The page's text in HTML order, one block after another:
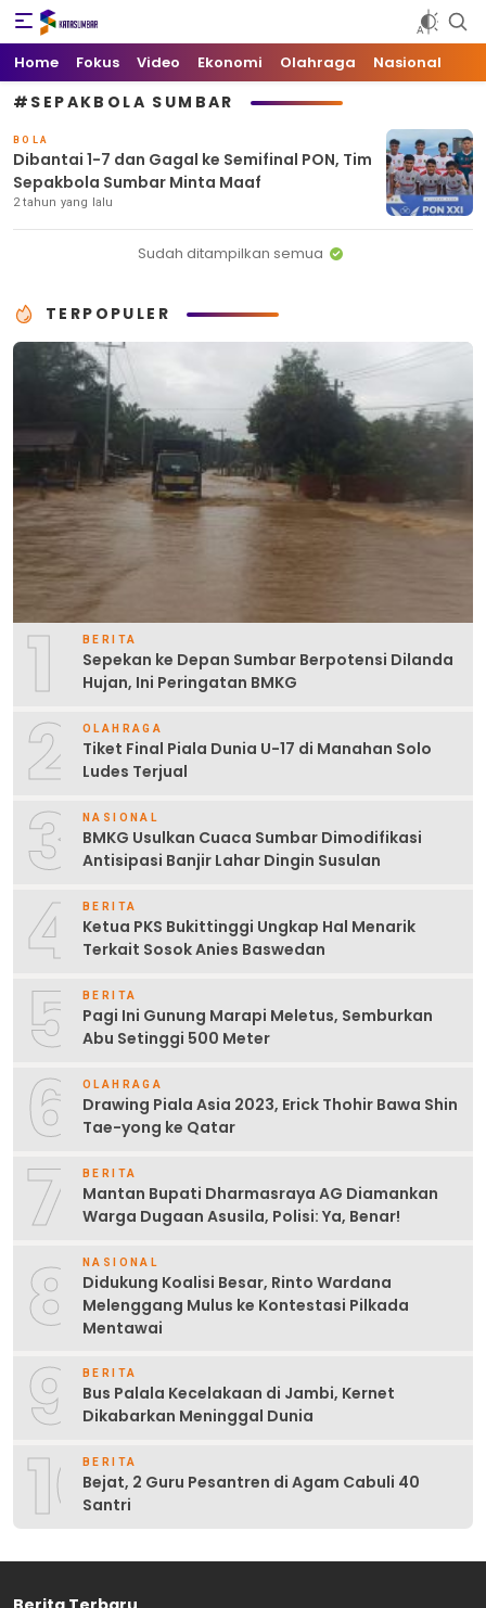
Kata Sumbar
Berita Sumbar Hari Ini
Home Fokus Video Ekonomi Olahraga Nasional
#SEPAKBOLA SUMBAR
BOLA
Dibantai 1-7 dan Gagal ke Semifinal PON, Tim
Sepakbola Sumbar Minta Maaf
2 tahun yang lalu
Sudah ditampilkan semua
TERPOPULER
1 BERITA
Sepekan ke Depan Sumbar Berpotensi Dilanda
Hujan, Ini Peringatan BMKG
2 OLAHRAGA
Tiket Final Piala Dunia U-17 di Manahan Solo
Ludes Terjual
3 NASIONAL
BMKG Usulkan Cuaca Sumbar Dimodifikasi
Antisipasi Banjir Lahar Dingin Susulan
4 BERITA
Ketua PKS Bukittinggi Ungkap Hal Menarik
Terkait Sosok Anies Baswedan
5 BERITA
Pagi Ini Gunung Marapi Meletus, Semburkan
Abu Setinggi 500 Meter
6 OLAHRAGA
Drawing Piala Asia 2023, Erick Thohir Bawa Shin
Tae-yong ke Qatar
7 BERITA
Mantan Bupati Dharmasraya AG Diamankan
Warga Dugaan Asusila, Polisi: Ya, Benar!
8 NASIONAL
Didukung Koalisi Besar, Rinto Wardana
Melenggang Mulus ke Kontestasi Pilkada
Mentawai
9 BERITA
Bus Palala Kecelakaan di Jambi, Kernet
Dikabarkan Meninggal Dunia
10BERITA
Bejat, 2 Guru Pesantren di Agam Cabuli 40
Santri